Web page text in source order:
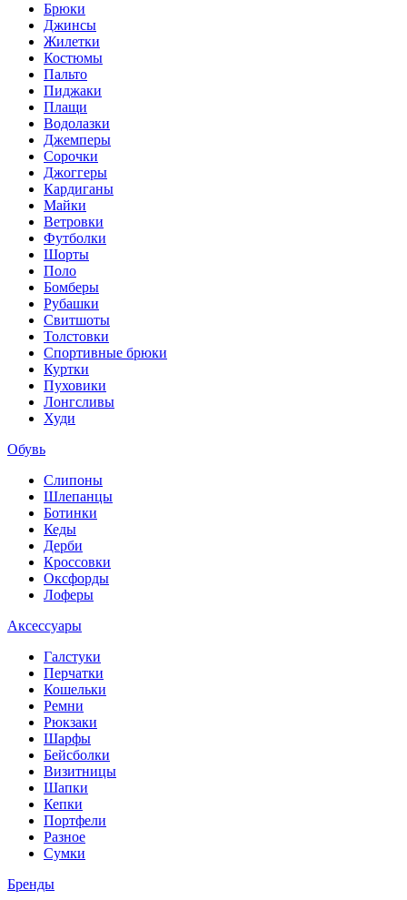
Брюки
Джинсы
Жилетки
Костюмы
Пальто
Пиджаки
Плащи
Водолазки
Джемперы
Сорочки
Джоггеры
Кардиганы
Майки
Ветровки
Футболки
Шорты
Поло
Бомберы
Рубашки
Свитшоты
Толстовки
Спортивные брюки
Куртки
Пуховики
Лонгсливы
Худи
Обувь
Слипоны
Шлепанцы
Ботинки
Кеды
Дерби
Кроссовки
Оксфорды
Лоферы
Аксессуары
Галстуки
Перчатки
Кошельки
Ремни
Рюкзаки
Шарфы
Бейсболки
Визитницы
Шапки
Кепки
Портфели
Разное
Сумки
Бренды